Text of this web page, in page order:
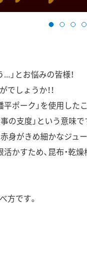
」とお悩みの皆様！
しょうか！！
ポーク」を使用した
の支度」という意味で
身がきめ細かなジュ
かすため、昆布・乾
方です。